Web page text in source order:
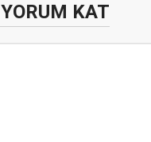
YORUM KAT